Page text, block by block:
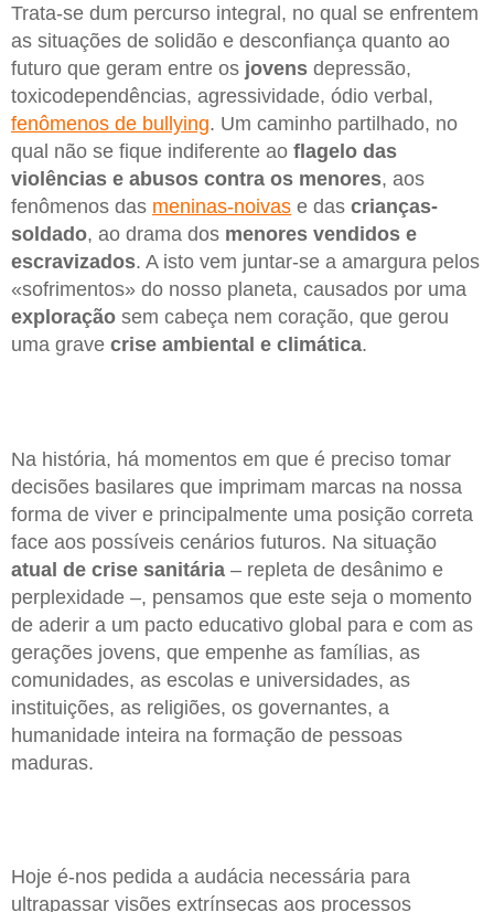
Trata-se dum percurso integral, no qual se enfrentem
as situações de solidão e desconfiança quanto ao
futuro que geram entre os jovens depressão,
toxicodependências, agressividade, ódio verbal,
fenômenos de bullying. Um caminho partilhado, no
qual não se fique indiferente ao flagelo das
violências e abusos contra os menores, aos
fenômenos das meninas-noivas e das crianças-
soldado, ao drama dos menores vendidos e
escravizados. A isto vem juntar-se a amargura pelos
«sofrimentos» do nosso planeta, causados por uma
exploração sem cabeça nem coração, que gerou
uma grave crise ambiental e climática.
Na história, há momentos em que é preciso tomar
decisões basilares que imprimam marcas na nossa
forma de viver e principalmente uma posição correta
face aos possíveis cenários futuros. Na situação
atual de crise sanitária – repleta de desânimo e
perplexidade –, pensamos que este seja o momento
de aderir a um pacto educativo global para e com as
gerações jovens, que empenhe as famílias, as
comunidades, as escolas e universidades, as
instituições, as religiões, os governantes, a
humanidade inteira na formação de pessoas
maduras.
Hoje é-nos pedida a audácia necessária para
ultrapassar visões extrínsecas aos processos